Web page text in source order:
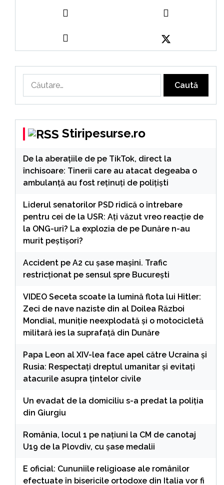
Stiripesurse.ro
De la aberațiile de pe TikTok, direct la
închisoare: Tinerii care au atacat degeaba o
ambulanță au fost reținuți de polițiști
Liderul senatorilor PSD ridică o întrebare
pentru cei de la USR: Ați văzut vreo reacție de
la ONG-uri? La explozia de pe Dunăre n-au
murit peștișori?
Accident pe A2 cu șase mașini. Trafic
restricţionat pe sensul spre București
VIDEO Seceta scoate la lumină flota lui Hitler:
Zeci de nave naziste din al Doilea Război
Mondial, muniție neexplodată și o motocicletă
militară ies la suprafață din Dunăre
Papa Leon al XIV-lea face apel către Ucraina și
Rusia: Respectați dreptul umanitar şi evitați
atacurile asupra ţintelor civile
Un evadat de la domiciliu s-a predat la poliția
din Giurgiu
România, locul 1 pe naţiuni la CM de canotaj
U19 de la Plovdiv, cu şase medalii
E oficial: Cununiile religioase ale românilor
efectuate în bisericile ortodoxe din Italia vor fi